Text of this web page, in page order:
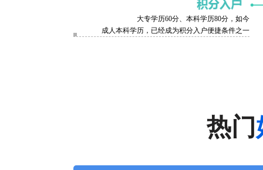
大专学历60分、本科学历80分，如今
成人本科学历，已经成为积分入户便捷条件之一
热门